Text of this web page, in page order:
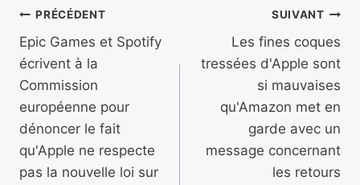
Navigation
de
l’article
PRÉCÉDENT
Epic Games et Spotify
écrivent à la
Commission
européenne pour
dénoncer le fait
qu'Apple ne respecte
pas la nouvelle loi sur
SUIVANT
Les fines coques
tressées d'Apple sont
si mauvaises
qu'Amazon met en
garde avec un
message concernant
les retours